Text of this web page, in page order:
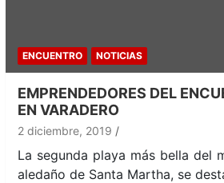
ENCUENTRO NOTICIAS
EMPRENDEDORES DEL
EN VARADERO
2 diciembre, 2019
La segunda playa más bella del
aledaño de Santa Martha, se